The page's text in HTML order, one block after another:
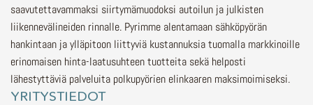
saavutettavammaksi siirtymämuodoksi autoilun ja julkisten
liikennevälineiden rinnalle. Pyrimme alentamaan sähköpyörän
hankintaan ja ylläpitoon liittyviä kustannuksia tuomalla markkinoille
erinomaisen hinta-laatusuhteen tuotteita sekä helposti
lähestyttäviä palveluita polkupyörien elinkaaren maksimoimiseksi.
YRITYSTIEDOT